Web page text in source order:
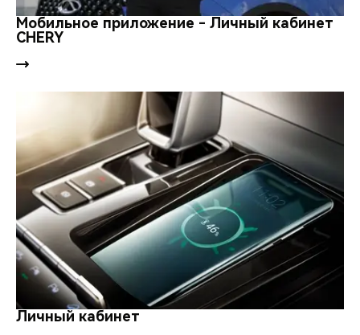
Мобильное приложение - Личный кабинет
CHERY
Личный кабинет